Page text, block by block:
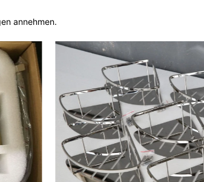
annehmen.